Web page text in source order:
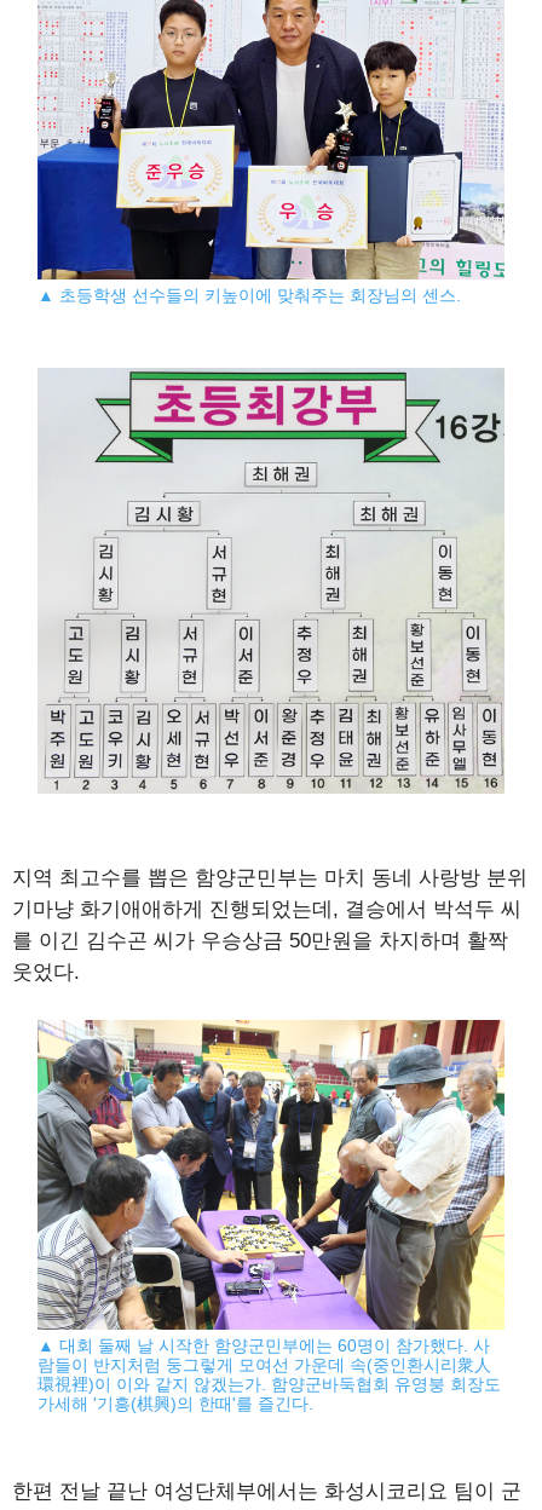
▲ 초등학생 선수들의 키높이에 맞춰주는 회장님의 센스.
지역 최고수를 뽑은 함양군민부는 마치 동네 사랑방 분위
기마냥 화기애애하게 진행되었는데, 결승에서 박석두 씨
를 이긴 김수곤 씨가 우승상금 50만원을 차지하며 활짝
웃었다.
▲ 대회 둘째 날 시작한 함양군민부에는 60명이 참가했다. 사
람들이 반지처럼 둥그렇게 모여선 가운데 속(중인환시리衆人
環視裡)이 이와 같지 않겠는가. 함양군바둑협회 유영붕 회장도
가세해 '기흥(棋興)의 한때'를 즐긴다.
한편 전날 끝난 여성단체부에서는 화성시코리요 팀이 군